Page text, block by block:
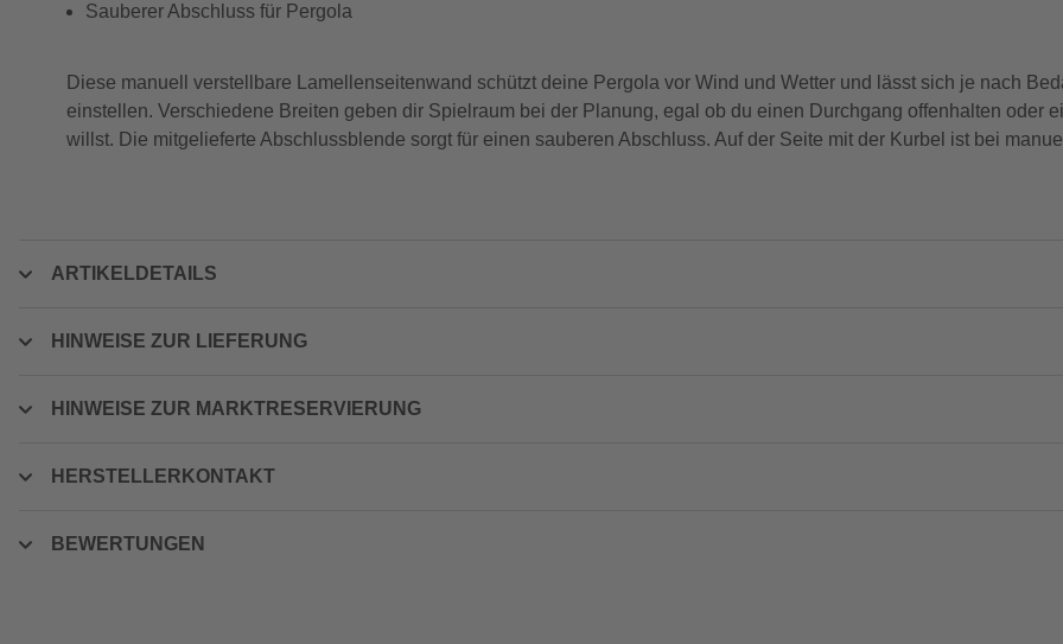
Sauberer Abschluss für Pergola
Diese manuell verstellbare Lamellenseitenwand schützt deine Pergola vor Wind und Wetter und lässt sich je nach
einstellen. Verschiedene Breiten geben dir Spielraum bei der Planung, egal ob du einen Durchgang offenhalten oder
willst. Die mitgelieferte Abschlussblende sorgt für einen sauberen Abschluss. Auf der Seite mit der Kurbel ist bei
ARTIKELDETAILS
HINWEISE ZUR LIEFERUNG
HINWEISE ZUR MARKTRESERVIERUNG
HERSTELLERKONTAKT
BEWERTUNGEN